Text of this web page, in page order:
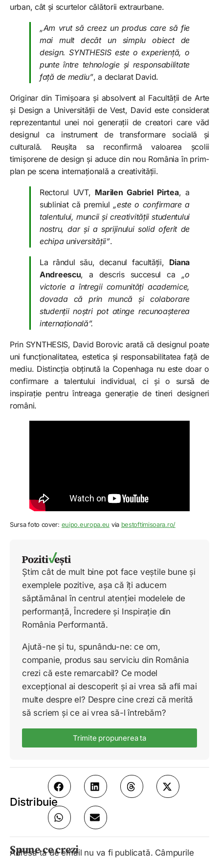
urban, cât și scurtelor călătorii extraurbane.
„Am vrut să creez un produs care să fie
mai mult decât un simplu obiect de
design. SYNTHESIS este o experiență, o
punte între tehnologie și responsabilitate
față de mediu”, a declarat David.
Originar din Timișoara și absolvent al Facultății de Arte
și Design a Universității de Vest, David este considerat
reprezentantul unei noi generații de creatori care văd
designul ca instrument de transformare socială și
culturală. Reușita sa reconfirmă valoarea școlii
timișorene de design și aduce din nou România în prim-
plan pe scena internațională a creativității.
Rectorul UVT, Marilen Gabriel Pirtea, a
subliniat că premiul „este o confirmare a
talentului, muncii și creativității studentului
nostru, dar și a sprijinului solid oferit de
echipa universității”.
La rândul său, decanul facultății, Diana
Andreescu, a descris succesul ca „o
victorie a întregii comunități academice,
dovada că prin muncă și colaborare
studenții noștri pot atinge recunoașterea
internațională”.
Prin SYNTHESIS, David Borovic arată că designul poate
uni funcționalitatea, estetica și responsabilitatea față de
mediu. Distincția obținută la Copenhaga nu este doar o
confirmare a talentului individual, ci și o sursă de
inspirație pentru întreaga generație de tineri designeri
români.
Sursa foto cover: euipo.europa.eu via bestoftimisoara.ro/
Știm cât de mult bine pot face veștile bune și
exemplele pozitive, așa că îți aducem
săptămânal în centrul atenției modelele de
performanță, Încredere și Inspirație din
România Performantă.
Ajută-ne și tu, spunându-ne: ce om,
companie, produs sau serviciu din România
crezi că este remarcabil? Ce model
excepțional ai descoperit și ai vrea să afli mai
multe despre el? Despre cine crezi că merită
să scriem și ce ai vrea să-l întrebăm?
Trimite propunerea ta
Distribuie
Spune ce crezi
Adresa ta de email nu va fi publicată. Câmpurile